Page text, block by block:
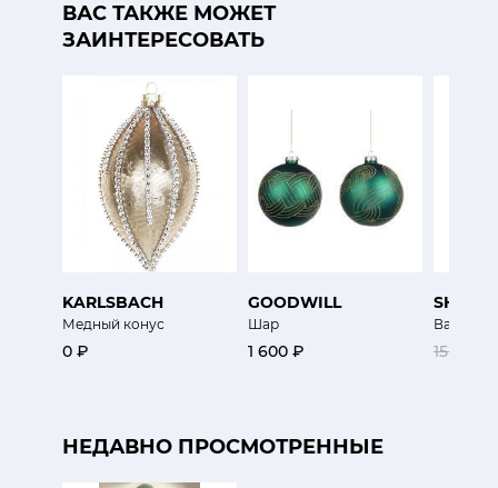
ВАС ТАКЖЕ МОЖЕТ
ЗАИНТЕРЕСОВАТЬ
KARLSBACH
Медный конус
0 ₽
GOODWILL
Шар
1 600 ₽
SHISHI
Ваза
15 000 ₽
НЕДАВНО ПРОСМОТРЕННЫЕ